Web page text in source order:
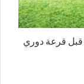
قبل قرعة دوري